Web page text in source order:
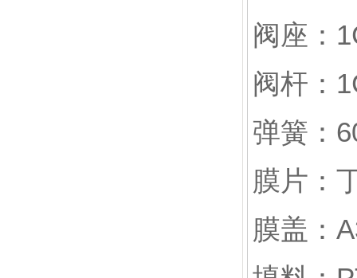
阀座：
阀杆：
弹簧：
膜片：
膜盖：